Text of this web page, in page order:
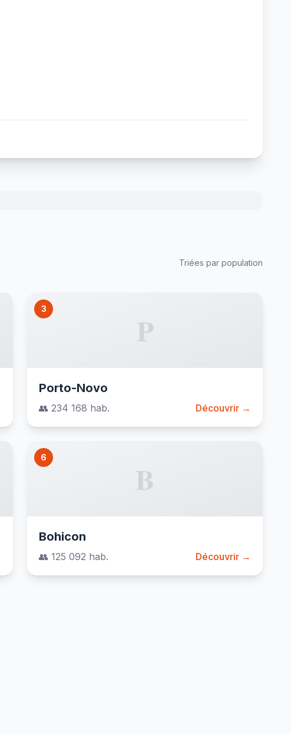
Triées par population
3
P
Porto-Novo
👥 234 168 hab. Découvrir →
6
B
Bohicon
👥 125 092 hab. Découvrir →